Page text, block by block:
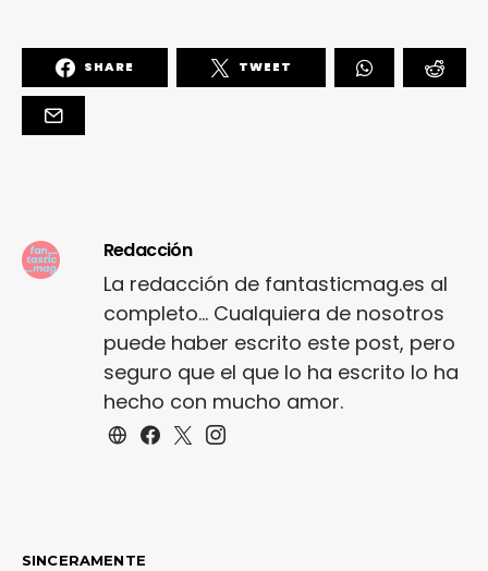
SHARE TWEET
Redacción
La redacción de fantasticmag.es al
completo... Cualquiera de nosotros
puede haber escrito este post, pero
seguro que el que lo ha escrito lo ha
hecho con mucho amor.
SINCERAMENTE